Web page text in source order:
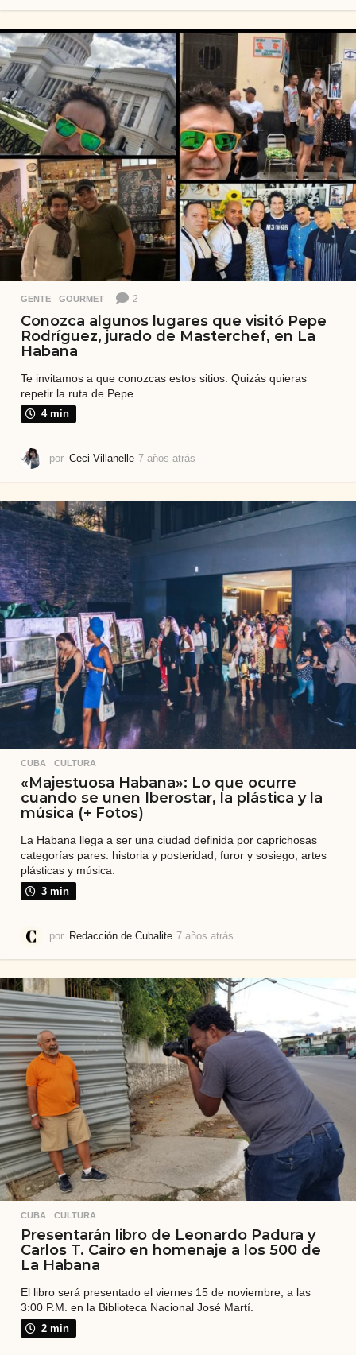
o
s
a
r
á
s
GENTE ,GOURMET 2
Conozca algunos lugares que visitó Pepe
Rodríguez, jurado de Masterchef, en La
Habana
Te invitamos a que conozcas estos sitios. Quizás quieras
repetir la ruta de Pepe.
4 min
por Ceci Villanelle 7 años atrás
o
a
r
á
CUBA ,CULTURA
«Majestuosa Habana»: Lo que ocurre
cuando se unen Iberostar, la plástica y la
música (+ Fotos)
La Habana llega a ser una ciudad definida por caprichosas
categorías pares: historia y posteridad, furor y sosiego, artes
plásticas y música.
3 min
por Redacción de Cubalite 7 años atrás
o
s
a
t
r
s
CUBA ,CULTURA
Presentarán libro de Leonardo Padura y
Carlos T. Cairo en homenaje a los 500 de
La Habana
El libro será presentado el viernes 15 de noviembre, a las
3:00 P.M. en la Biblioteca Nacional José Martí.
2 min